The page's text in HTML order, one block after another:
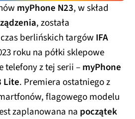
myPhone N23, w skład
, została
berlińskich targów IFA
roku na półki sklepowe
telefony z tej serii –myPhone
Lite. Premiera ostatniego z
flagowego modelu
zaplanowana na początek